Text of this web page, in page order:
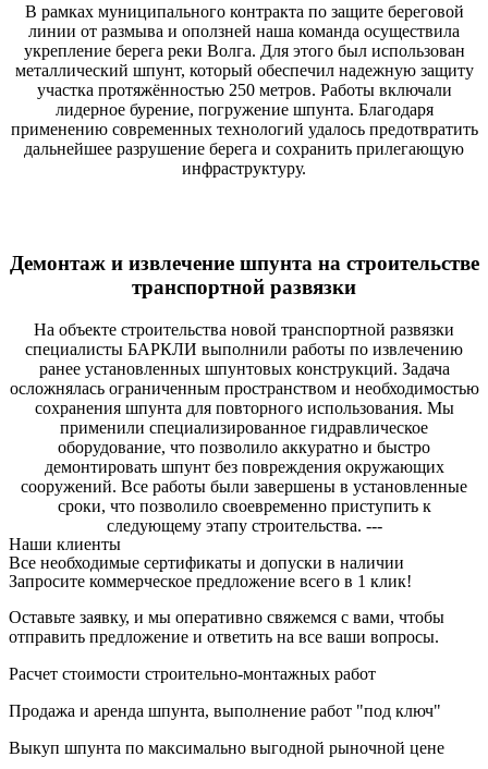
В рамках муниципального контракта по защите береговой
линии от размыва и оползней наша команда осуществила
укрепление берега реки Волга. Для этого был использован
металлический шпунт, который обеспечил надежную защиту
участка протяжённостью 250 метров. Работы включали
лидерное бурение, погружение шпунта. Благодаря
применению современных технологий удалось предотвратить
дальнейшее разрушение берега и сохранить прилегающую
инфраструктуру.
Демонтаж и извлечение шпунта на строительстве
транспортной развязки
На объекте строительства новой транспортной развязки
специалисты БАРКЛИ выполнили работы по извлечению
ранее установленных шпунтовых конструкций. Задача
осложнялась ограниченным пространством и необходимостью
сохранения шпунта для повторного использования. Мы
применили специализированное гидравлическое
оборудование, что позволило аккуратно и быстро
демонтировать шпунт без повреждения окружающих
сооружений. Все работы были завершены в установленные
сроки, что позволило своевременно приступить к
следующему этапу строительства. ---
Наши клиенты
Все необходимые сертификаты и допуски в наличии
Запросите коммерческое предложение всего в 1 клик!
Оставьте заявку, и мы оперативно свяжемся с вами, чтобы
отправить предложение и ответить на все ваши вопросы.
Расчет стоимости строительно-монтажных работ
Продажа и аренда шпунта, выполнение работ "под ключ"
Выкуп шпунта по максимально выгодной рыночной цене